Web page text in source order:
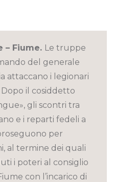
– Fiume. Le truppe
del generale
attaccano i legionari
il cosiddetto
gli scontri tra
e i reparti fedeli a
per
al termine dei quali
i poteri al consiglio
con l’incarico di